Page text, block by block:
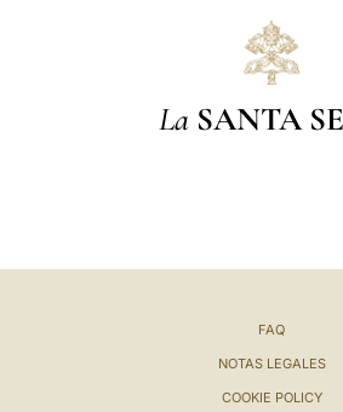
La SANTA
FAQ
NOTAS LEGALES
COOKIE POLICY